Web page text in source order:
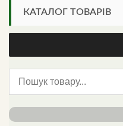
КАТАЛОГ ТОВАРІВ